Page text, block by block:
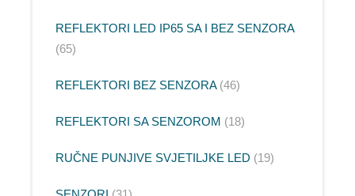
REFLEKTORI LED IP65 SA I BEZ SENZORA
65
REFLEKTORI BEZ SENZORA 46
REFLEKTORI SA SENZOROM 18
RUČNE PUNJIVE SVJETILJKE LED 19